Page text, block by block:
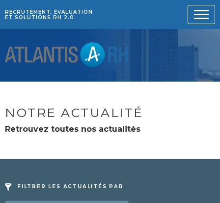
RECRUTEMENT, ÉVALUATION
ET SOLUTIONS RH 2.0
NOTRE ACTUALITÉ
Retrouvez toutes nos actualités
FILTRER LES ACTUALITÉS PAR